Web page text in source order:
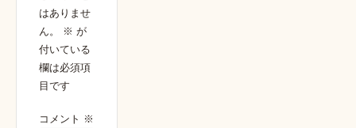
はありませ
ん。
※ が
付いている
欄は必須項
目です
コメント ※